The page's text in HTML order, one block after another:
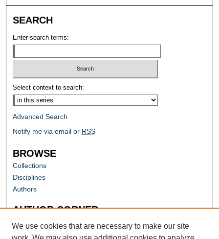
SEARCH
Enter search terms:
Select context to search:
Advanced Search
Notify me via email or RSS
BROWSE
Collections
Disciplines
Authors
AUTHOR CORNER
Author FAQ
We use cookies that are necessary to make our site